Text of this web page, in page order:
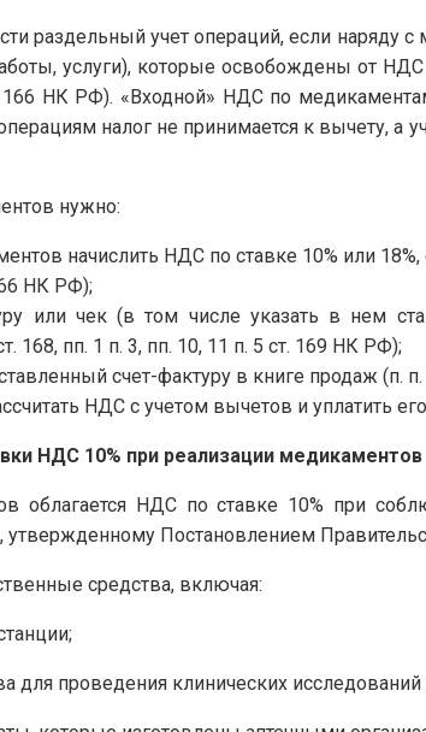
раздельный учет операций, если наряду
услуги), которые освобождены от
166 НК РФ). «Входной» НДС по
налог не принимается к вычету, а
нужно:
начислить НДС по ставке 10% или
НК РФ);
или чек (в том числе указать в нем
168, пп. 1 п. 3, пп. 10, 11 п. 5 ст. 169 НК РФ);
счет-фактуру в книге продаж (п.
НДС с учетом вычетов и уплатить
НДС 10% при реализации медикаментов
облагается НДС по ставке 10% при
Постановлением
средства, включая:
для проведения клинических